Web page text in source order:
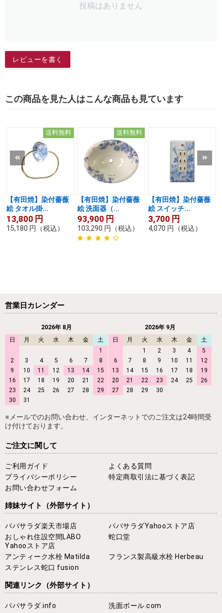
投稿はありません
レビューを書く
この商品を見た人はこんな商品も見ています
送料無料
【有田焼】染付薔薇
絵 タオル掛...
13,800 円
15,180 円 （税込）
送料無料
【有田焼】染付薔薇
絵 洗面器（...
93,900 円
103,290 円 （税込）
【有田焼】染付薔薇
絵 スイッチ...
3,700 円
4,070 円 （税込）
営業日カレンダー
2026年 8月
日
月 火 水 木 金
土
1
2
3 4 5 6 7
8
9
10 11 12 13 14
15
16
17 18 19 20 21
22
23
24 25 26 27 28
29
30
31
2026年 9月
日
月 火 水 木 金
土
1
2 3 4
5
6
7 8 9 10 11
12
13
14 15 16 17 18
19
20
21 22 23 24 25
26
27
28 29 30
※メールでのお問い合わせ、インターネットでのご注文は24時間受
け付けております。
ご注文に関して
ご利用ガイド
よくある質問
プライバシーポリシー
特定商取引法に基づく表記
お問い合わせフォーム
姉妹サイト （外部サイト）
パパサラダ楽天市場店
パパサラダYahooストア店
おしゃれ住設空間LABO
Yahooストア店
蛇口堂
アンティーク水栓 Matilda
フランス製高級水栓 Herbeau
ステンレス蛇口 fusion
関連リンク （外部サイト）
パパサラダ.info
洗面ボール.com